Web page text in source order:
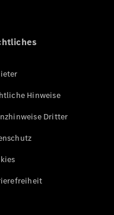
Hinweise
Dritter